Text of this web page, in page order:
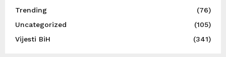
Trending
(76)
Uncategorized
(105)
Vijesti BiH
(341)